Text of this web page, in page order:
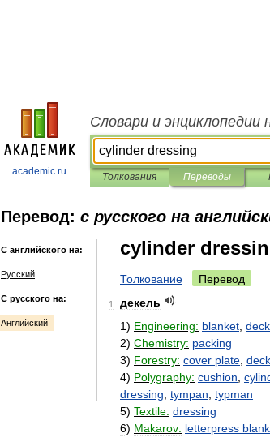
academic.ru
Словари и энциклопедии
Толкования Переводы
Перевод: с русского на
С английского на:
Русский
С русского на:
Английский
cylinder
Толкование Перевод
1
декель
1) Engineering: blanket
2) Chemistry: packing
3) Forestry: cover plate
4) Polygraphy: cushion
dressing tympan typman
5) Textile: dressing
6) Makarov: letterpress